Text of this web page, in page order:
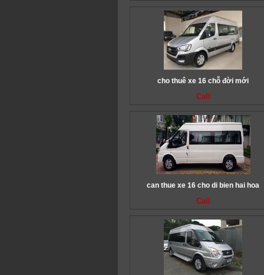
cho thuê xe 16 chỗ đời mới
Call
can thue xe 16 cho di bien hai hoa
Call